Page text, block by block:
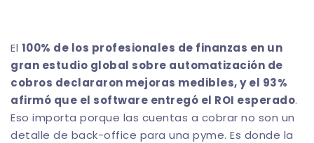
El 100% de los profesionales de finanzas en un
gran estudio global sobre automatización de
cobros declararon mejoras medibles, y el 93%
afirmó que el software entregó el ROI esperado.
Eso importa porque las cuentas a cobrar no son un
detalle de back-office para una pyme. Es donde la